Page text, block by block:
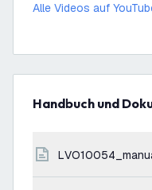
Alle Videos auf
Handbuch und